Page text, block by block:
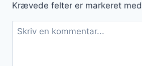
Krævede felter er markeret med